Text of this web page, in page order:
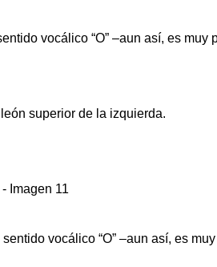
vocálico “O” –aun así, es
superior de la izquierda.
vocálico “O” –aun así, es